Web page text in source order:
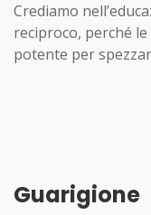
Crediamo
reciproco, perché
potente per
Guarigione